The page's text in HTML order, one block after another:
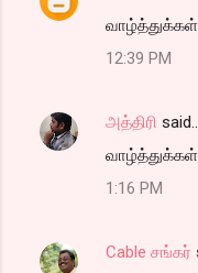
வாழ்த்துக்கள்
12:39 PM
அத்திரி said…
வாழ்த்துக்கள்
1:16 PM
Cable சங்கர்